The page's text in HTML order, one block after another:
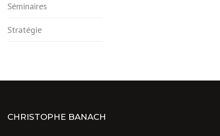
Séminaires
Stratégie
CHRISTOPHE BANACH